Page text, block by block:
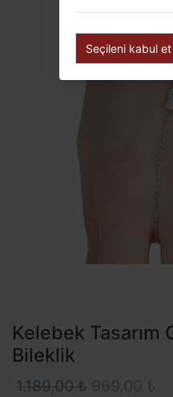
Kelebek Tasarım
Bileklik
1.189,00 ₺
Seçileni kabul et